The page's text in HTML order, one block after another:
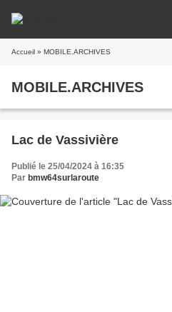
Accueil » MOBILE.ARCHIVES
MOBILE.ARCHIVES
Lac de Vassivière
Publié le 25/04/2024 à 16:35
Par bmw64surlaroute